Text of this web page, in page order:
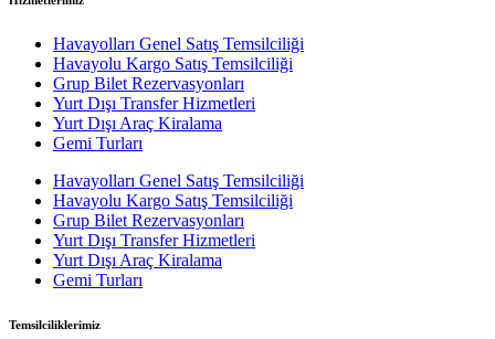
Havayolları Genel Satış Temsilciliği
Havayolu Kargo Satış Temsilciliği
Grup Bilet Rezervasyonları
Yurt Dışı Transfer Hizmetleri
Yurt Dışı Araç Kiralama
Gemi Turları
Havayolları Genel Satış Temsilciliği
Havayolu Kargo Satış Temsilciliği
Grup Bilet Rezervasyonları
Yurt Dışı Transfer Hizmetleri
Yurt Dışı Araç Kiralama
Gemi Turları
Temsilciliklerimiz